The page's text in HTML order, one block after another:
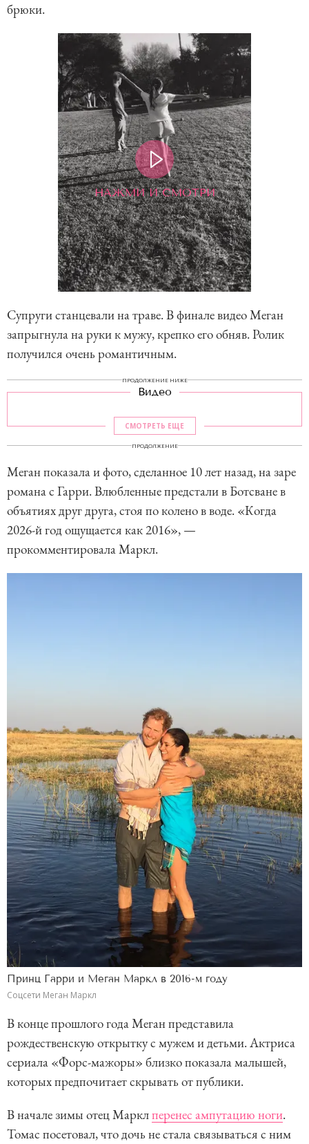
брюки.
НАЖМИ И СМОТРИ
Супруги станцевали на траве. В финале видео Меган
запрыгнула на руки к мужу, крепко его обняв. Ролик
получился очень романтичным.
ПРОДОЛЖЕНИЕ НИЖЕ
Видео
СМОТРЕТЬ ЕЩЕ
ПРОДОЛЖЕНИЕ
Меган показала и фото, сделанное 10 лет назад, на заре
романа с Гарри. Влюбленные предстали в Ботсване в
объятиях друг друга, стоя по колено в воде. «Когда
2026-й год ощущается как 2016», —
прокомментировала Маркл.
Принц Гарри и Меган Маркл в 2016-м году
Соцсети Меган Маркл
В конце прошлого года Меган представила
рождественскую открытку с мужем и детьми. Актриса
сериала «Форс-мажоры» близко показала малышей,
которых предпочитает скрывать от публики.
В начале зимы отец Марклперенес ампутацию ноги.
Томас посетовал, что дочь не стала связываться с ним